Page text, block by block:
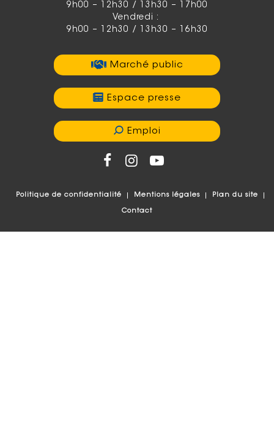
9h00 – 12h30 / 13h30 – 17h00
Vendredi :
9h00 – 12h30 / 13h30 – 16h30
Marché public
Espace presse
Emploi
Politique de confidentialité Mentions légales Plan du site
Contact